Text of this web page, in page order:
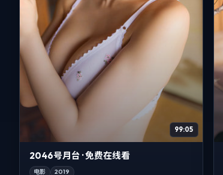
99:05
2046号月台 · 免费在线看
电影 2019